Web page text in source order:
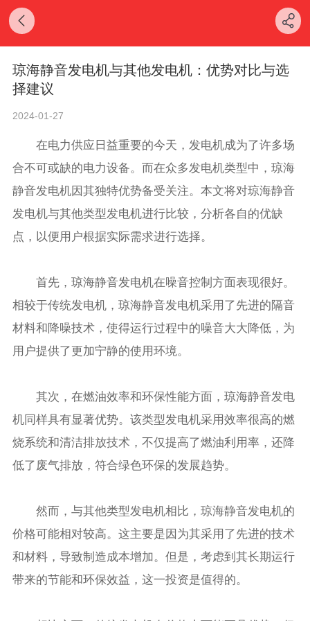
琼海静音发电机与其他发电机：优势对比与选
择建议
2024-01-27
在电力供应日益重要的今天，发电机成为了许多场
合不可或缺的电力设备。而在众多发电机类型中，琼海
静音发电机因其独特优势备受关注。本文将对琼海静音
发电机与其他类型发电机进行比较，分析各自的优缺
点，以便用户根据实际需求进行选择。
首先，琼海静音发电机在噪音控制方面表现很好。
相较于传统发电机，琼海静音发电机采用了先进的隔音
材料和降噪技术，使得运行过程中的噪音大大降低，为
用户提供了更加宁静的使用环境。
其次，在燃油效率和环保性能方面，琼海静音发电
机同样具有显著优势。该类型发电机采用效率很高的燃
烧系统和清洁排放技术，不仅提高了燃油利用率，还降
低了废气排放，符合绿色环保的发展趋势。
然而，与其他类型发电机相比，琼海静音发电机的
价格可能相对较高。这主要是因为其采用了先进的技术
和材料，导致制造成本增加。但是，考虑到其长期运行
带来的节能和环保效益，这一投资是值得的。